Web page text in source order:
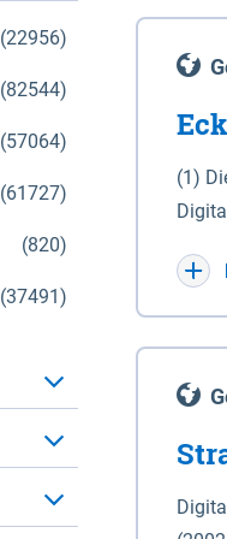
(22956)
(82544)
(57064)
(61727)
(820)
(37491)
(1)
WGS
für
der in